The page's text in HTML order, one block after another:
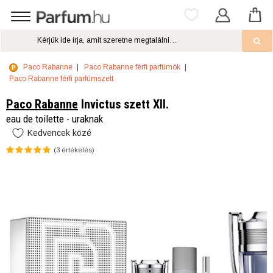
Paco Rabanne
Paco Rabanne férfi parfümök
Paco Rabanne férfi parfümszett
Paco Rabanne Invictus szett XII.
eau de toilette - uraknak
Kedvencek közé
(3 értékelés)